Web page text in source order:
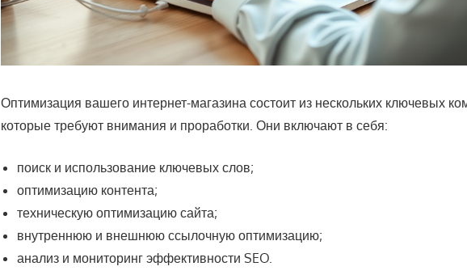
Оптимизация вашего интернет-магазина состоит из нескольких ключевых
которые требуют внимания и проработки. Они включают в себя:
поиск и использование ключевых слов;
оптимизацию контента;
техническую оптимизацию сайта;
внутреннюю и внешнюю ссылочную оптимизацию;
анализ и мониторинг эффективности SEO.